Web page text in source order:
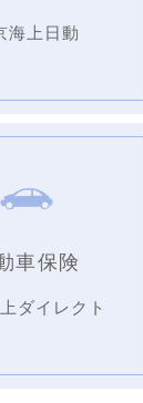
海上日動
車保険
ダイレクト